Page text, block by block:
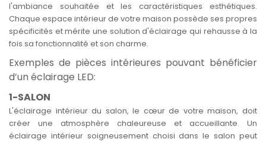
l'ambiance souhaitée et les caractéristiques esthétiques.
Chaque espace intérieur de votre maison possède ses propres
spécificités et mérite une solution d'éclairage qui rehausse à la
fois sa fonctionnalité et son charme.
Exemples de pièces intérieures pouvant bénéficier
d’un éclairage LED:
1-SALON
L'éclairage intérieur du salon, le cœur de votre maison, doit
créer une atmosphère chaleureuse et accueillante. Un
éclairage intérieur soigneusement choisi dans le salon peut